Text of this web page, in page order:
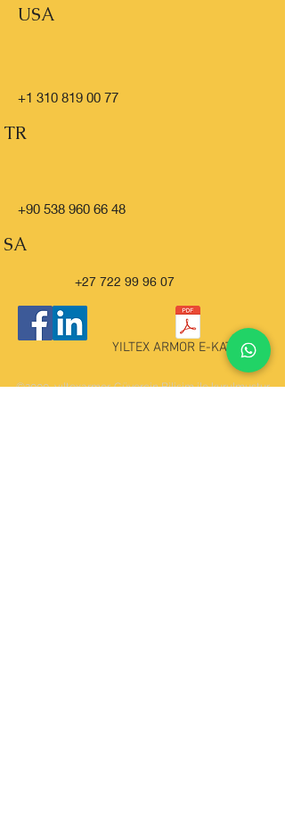
USA
+1 310 819 00 77
TR
+90 538 960 66 48
SA
+27 722 99 96 07
YILTEX ARMOR E-KATALOG
©2000, yıltexarmor. Güvercin Bilişim ile kurulmuştur.